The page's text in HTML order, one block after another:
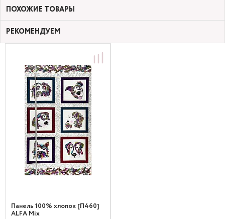
ПОХОЖИЕ ТОВАРЫ
РЕКОМЕНДУЕМ
Панель 100% хлопок [П460]
ALFA Mix